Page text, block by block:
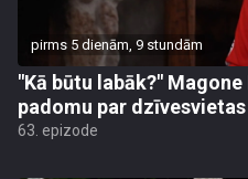
pirms 5 dienām, 9 stundām
"Kā būtu labāk?"
padomu par
63. epizode